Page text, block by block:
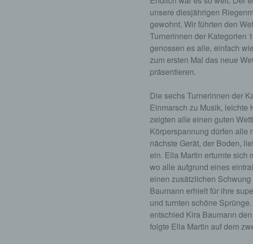
unsere diesjährigen
gewohnt. Wir führten den
Turnerinnen der Kategorien
genossen es alle, einfach
zum ersten Mal das neue
präsentieren.
Die sechs Turnerinnen der
Einmarsch zu Musik, leichte
zeigten alle einen guten
Körperspannung dürfen alle
nächste Gerät, der Boden,
ein. Ella Martin erturnte sich
wo alle aufgrund eines
einen zusätzlichen
Baumann erhielt für ihre
und turnten schöne
entschied Kira Baumann
folgte Ella Martin auf dem